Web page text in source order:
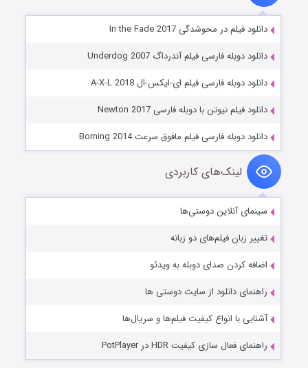
دانلود فیلم در محوشدگی In the Fade 2017
دانلود دوبله فارسی فیلم آندرداگ Underdog 2007
دانلود دوبله فارسی فیلم ای-ایکس-ال A-X-L 2018
دانلود فیلم نیوتن با دوبله فارسی Newton 2017
دانلود دوبله فارسی فیلم مافوق سرعت Borning 2014
لینک‌های کاربردی
سینمای آنلاین دوستی‌ها
تغییر زبان فیلم‌های دو زبانه
اضافه کردن صدای دوبله به ویدئو
راهنمای دانلود از سایت دوستی ها
آشنایی با انواع کیفیت فیلم‌ها و سریال‌ها
راهنمای فعال سازی کیفیت HDR در PotPlayer